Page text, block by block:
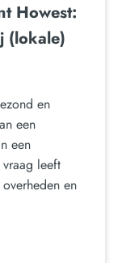
Howest:
(lokale)
en
een
een
leeft
en